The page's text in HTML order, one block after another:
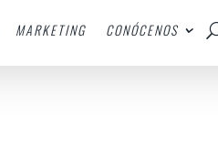
MARKETING CONÓCENOS